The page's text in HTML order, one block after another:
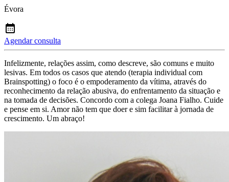
Évora
Agendar consulta
Infelizmente, relações assim, como descreve, são comuns e muito
lesivas. Em todos os casos que atendo (terapia individual com
Brainspotting) o foco é o empoderamento da vítima, através do
reconhecimento da relação abusiva, do enfrentamento da situação e
na tomada de decisões. Concordo com a colega Joana Fialho. Cuide
e pense em si. Amor não tem que doer e sim facilitar à jornada de
crescimento. Um abraço!